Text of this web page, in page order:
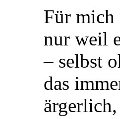
Für mich
nur weil
– selbst
das